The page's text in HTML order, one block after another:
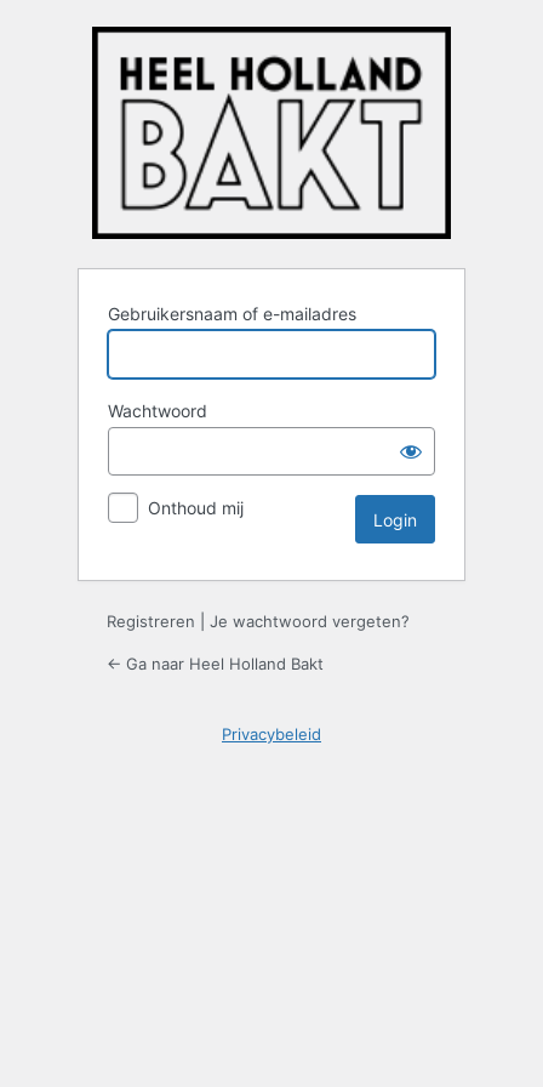
Gebruikersnaam of e-mailadres
Wachtwoord
Onthoud mij
Registreren Je wachtwoord vergeten?
← Ga naar Heel Holland Bakt
Privacybeleid